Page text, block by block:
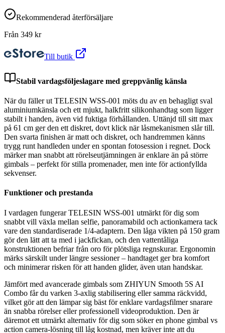
Rekommenderad återförsäljare
Från 349 kr
Till butik
Stabil vardagsföljeslagare med greppvänlig känsla
När du fäller ut TELESIN WSS-001 möts du av en behagligt sval
aluminiumkänsla och ett mjukt, halkfritt silikonhandtag som ligger
stabilt i handen, även vid fuktiga förhållanden. Uttänjd till sitt max
på 61 cm ger den ett diskret, dovt klick när låsmekanismen slår till.
Den svarta finishen är matt och diskret, och handremmen känns
trygg runt handleden under en spontan fotosession i regnet. Dock
märker man snabbt att rörelseutjämningen är enklare än på större
gimbals – perfekt för stilla promenader, men inte för actionfyllda
sekvenser.
Funktioner och prestanda
I vardagen fungerar TELESIN WSS-001 utmärkt för dig som
snabbt vill växla mellan selfie, panoramabild och actionkamera tack
vare den standardiserade 1/4-adaptern. Den låga vikten på 150 gram
gör den lätt att ta med i jackfickan, och den vattentåliga
konstruktionen befriar från oro för plötsliga regnskurar. Ergonomin
märks särskilt under längre sessioner – handtaget ger bra komfort
och minimerar risken för att handen glider, även utan handskar.
Jämfört med avancerade gimbals som ZHIYUN Smooth 5S AI
Combo får du varken 3-axlig stabilisering eller samma räckvidd,
vilket gör att den lämpar sig bäst för enklare vardagsfilmer snarare
än snabba rörelser eller professionell videoproduktion. Den är
däremot ett utmärkt alternativ för dig som söker en phone gimbal vs
action camera-lösning till låg kostnad, men kräver inte att du